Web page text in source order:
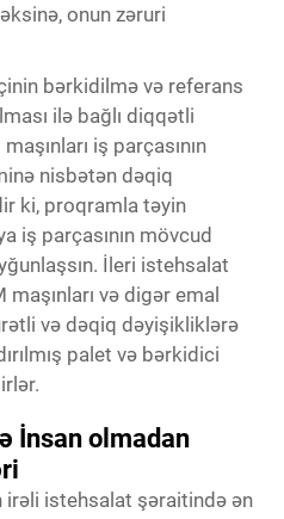
onun zəruri
bərkidilmə və referans
ilə bağlı diqqətli
iş parçasının
nisbətən dəqiq
ki, proqramla təyin
iş parçasının mövcud
İleri istehsalat
və digər emal
və dəqiq dəyişikliklərə
palet və bərkidici
İnsan olmadan
irəli istehsalat şəraitində ən